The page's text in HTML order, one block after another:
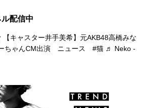
配信中
【キャスター井手美希】元AKB48高橋みな
ちゃんCM出演 ニュース #猫 ♬ Neko -